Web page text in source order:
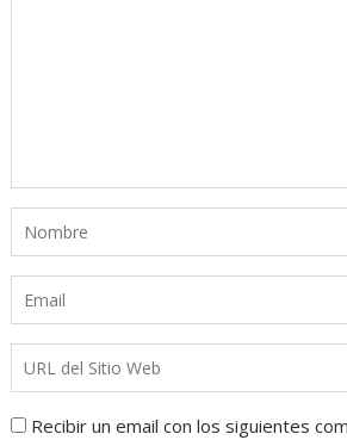
Recibir un email con los siguientes